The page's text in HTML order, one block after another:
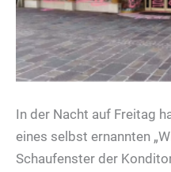
In der Nacht auf Freitag
eines selbst ernannten
Schaufenster der